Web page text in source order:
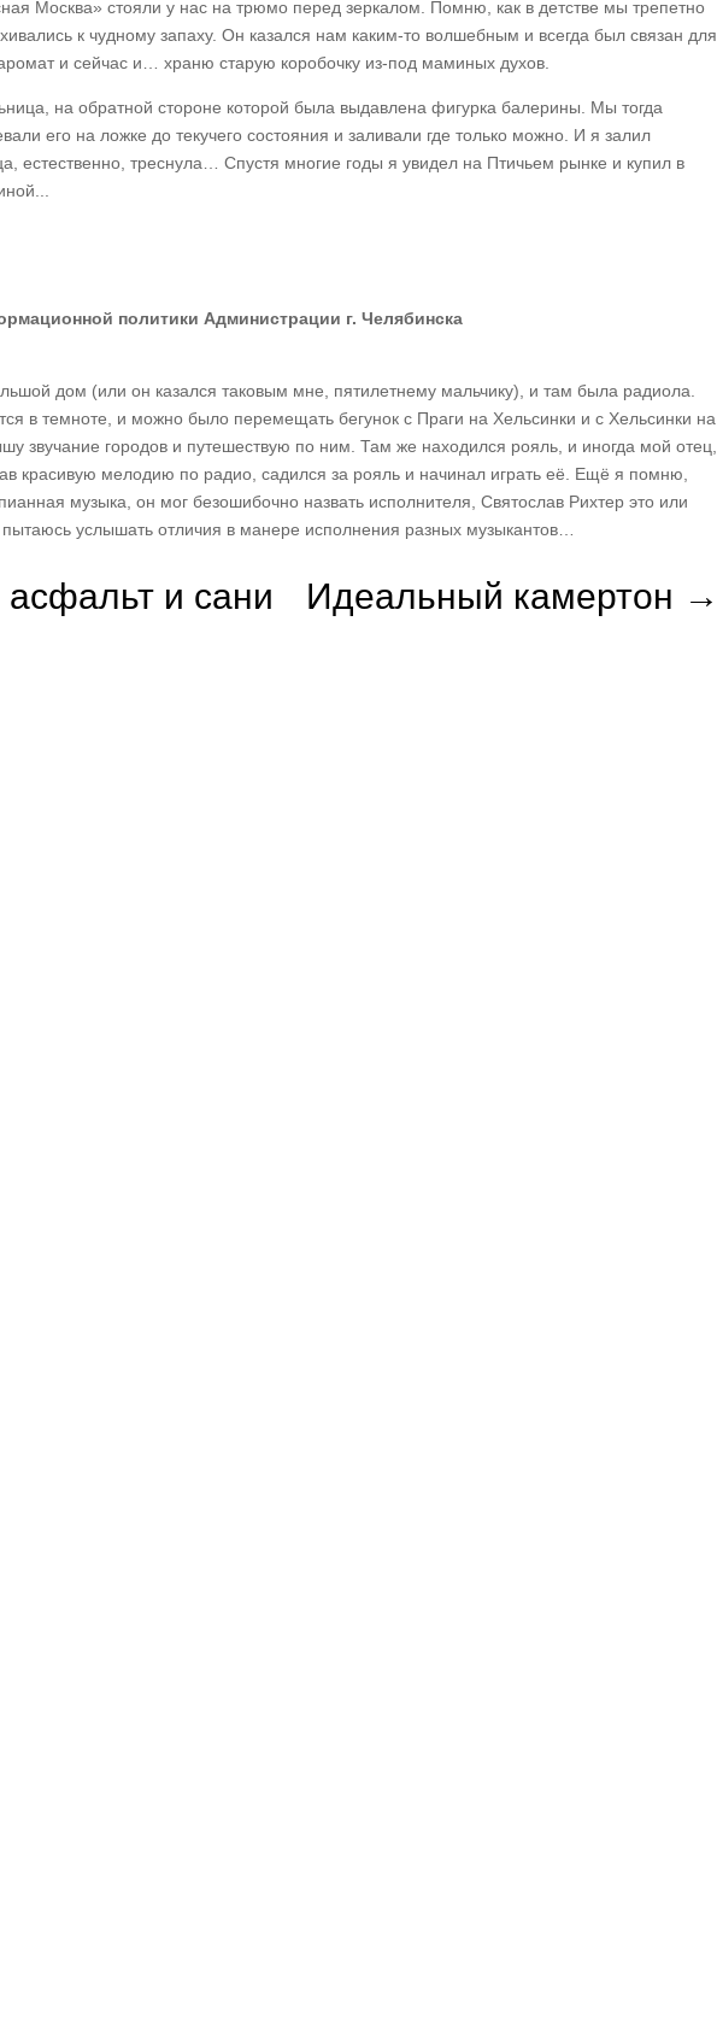
Москва» стояли у нас на трюмо перед зеркалом. Помню, как в детстве мы трепетно
к чудному запаху. Он казался нам каким-то волшебным и всегда был связан для
и сейчас и… храню старую коробочку из-под маминых духов.
на обратной стороне которой была выдавлена фигурка балерины. Мы тогда
его на ложке до текучего состояния и заливали где только можно. И я залил
естественно, треснула… Спустя многие годы я увидел на Птичьем рынке и купил в
политики Администрации г. Челябинска
дом (или он казался таковым мне, пятилетнему мальчику), и там была радиола.
в темноте, и можно было перемещать бегунок с Праги на Хельсинки и с Хельсинки на
звучание городов и путешествую по ним. Там же находился рояль, и иногда мой отец,
красивую мелодию по радио, садился за рояль и начинал играть её. Ещё я помню,
музыка, он мог безошибочно назвать исполнителя, Святослав Рихтер это или
услышать отличия в манере исполнения разных музыкантов…
и сани Идеальный камертон →